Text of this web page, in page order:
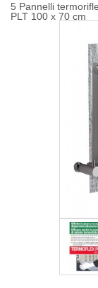
5 Pannelli
PLT 100 x 70 cm